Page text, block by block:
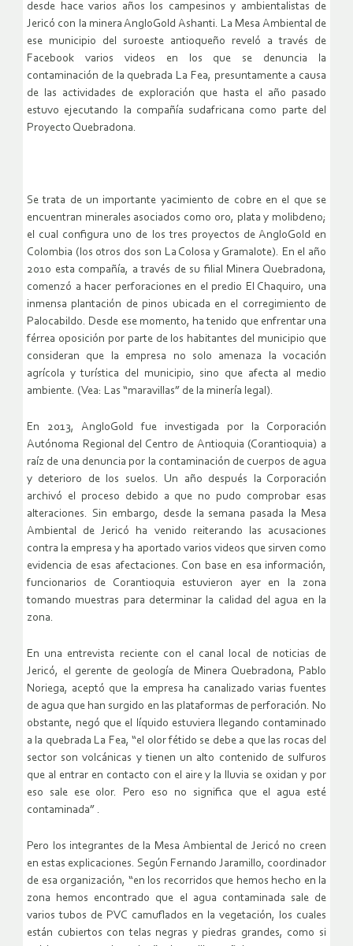
desde hace varios años los campesinos y ambientalistas de
Jericó con la minera AngloGold Ashanti. La Mesa Ambiental de
ese municipio del suroeste antioqueño reveló a través de
Facebook varios videos en los que se denuncia la
contaminación de la quebrada La Fea, presuntamente a causa
de las actividades de exploración que hasta el año pasado
estuvo ejecutando la compañía sudafricana como parte del
Proyecto Quebradona.
Se trata de un importante yacimiento de cobre en el que se
encuentran minerales asociados como oro, plata y molibdeno;
el cual configura uno de los tres proyectos de AngloGold en
Colombia (los otros dos son La Colosa y Gramalote). En el año
2010 esta compañía, a través de su filial Minera Quebradona,
comenzó a hacer perforaciones en el predio El Chaquiro, una
inmensa plantación de pinos ubicada en el corregimiento de
Palocabildo. Desde ese momento, ha tenido que enfrentar una
férrea oposición por parte de los habitantes del municipio que
consideran que la empresa no solo amenaza la vocación
agrícola y turística del municipio, sino que afecta al medio
ambiente. (Vea: Las “maravillas” de la minería legal).
En 2013, AngloGold fue investigada por la Corporación
Autónoma Regional del Centro de Antioquia (Corantioquia) a
raíz de una denuncia por la contaminación de cuerpos de agua
y deterioro de los suelos. Un año después la Corporación
archivó el proceso debido a que no pudo comprobar esas
alteraciones. Sin embargo, desde la semana pasada la Mesa
Ambiental de Jericó ha venido reiterando las acusaciones
contra la empresa y ha aportado varios videos que sirven como
evidencia de esas afectaciones. Con base en esa información,
funcionarios de Corantioquia estuvieron ayer en la zona
tomando muestras para determinar la calidad del agua en la
zona.
En una entrevista reciente con el canal local de noticias de
Jericó, el gerente de geología de Minera Quebradona, Pablo
Noriega, aceptó que la empresa ha canalizado varias fuentes
de agua que han surgido en las plataformas de perforación. No
obstante, negó que el líquido estuviera llegando contaminado
a la quebrada La Fea, “el olor fétido se debe a que las rocas del
sector son volcánicas y tienen un alto contenido de sulfuros
que al entrar en contacto con el aire y la lluvia se oxidan y por
eso sale ese olor. Pero eso no significa que el agua esté
contaminada” .
Pero los integrantes de la Mesa Ambiental de Jericó no creen
en estas explicaciones. Según Fernando Jaramillo, coordinador
de esa organización, “en los recorridos que hemos hecho en la
zona hemos encontrado que el agua contaminada sale de
varios tubos de PVC camuflados en la vegetación, los cuales
están cubiertos con telas negras y piedras grandes, como si